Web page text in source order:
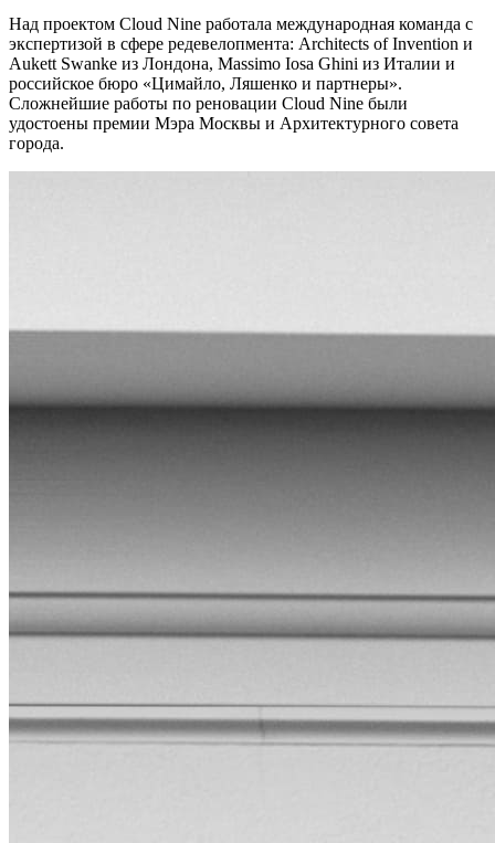
Над проектом Cloud Nine работала международная команда с
экспертизой в сфере редевелопмента: Architects of Invention и
Aukett Swanke из Лондона, Massimo Iosa Ghini из Италии и
российское бюро «Цимайло, Ляшенко и партнеры».
Сложнейшие работы по реновации Cloud Nine были
удостоены премии Мэра Москвы и Архитектурного совета
города.